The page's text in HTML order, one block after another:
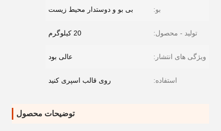
بو: بی بو و دوستدار محیط زیست
تولید - محصول: 20 کیلوگرم
ویژگی های انتشار: عالی بود
استفاده: روی قالب اسپری کنید
توضیحات محصول